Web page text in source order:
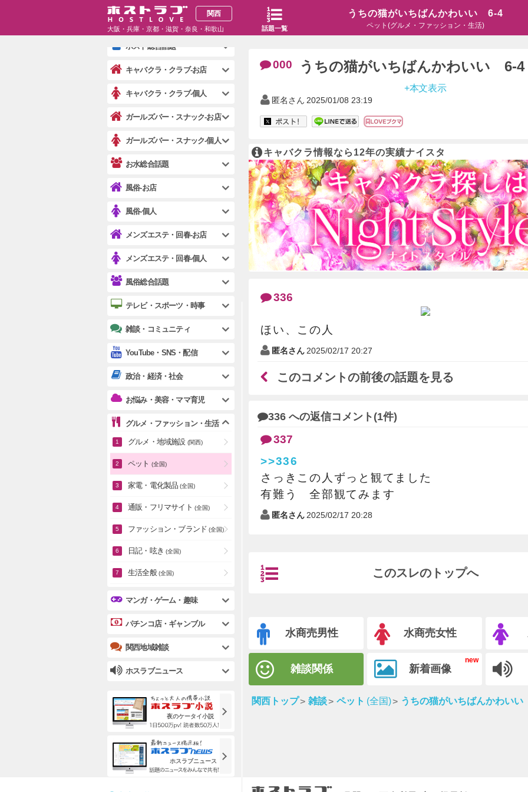
うちの猫がいちばんかわいい 6-4
ペット(グルメ・ファッション・生活)
話題一覧
関西
大阪・兵庫・京都・滋賀・奈良・和歌山
000 うちの猫がいちばんかわいい 6-4
+本文表示
匿名さん 2025/01/08 23:19
キャバクラ情報なら12年の実績ナイスタ
336
ほい、この人
匿名さん 2025/02/17 20:27
このコメントの前後の話題を見る
336 への返信コメント(1件)
337
>>336
さっきこの人ずっと観てました
有難う 全部観てみます
匿名さん 2025/02/17 20:28
このスレのトップへ
水商売男性 水商売女性
雑談関係 新着画像
関西トップ 雑談 ペット (全国) うちの猫がいちばんかわい
ホスト-個人
ホスト総合話題
キャバクラ・クラブ-お店
キャバクラ・クラブ-個人
ガールズバー・スナック-お店
ガールズバー・スナック-個人
お水総合話題
風俗-お店
風俗-個人
メンズエステ・回春-お店
メンズエステ・回春-個人
風俗総合話題
テレビ・スポーツ・時事
雑談・コミュニティ
YouTube・SNS・配信
政治・経済・社会
お悩み・美容・ママ育児
グルメ・ファッション・生活
グルメ・地域施設 (関西)
ペット (全国)
家電・電化製品 (全国)
通販・フリマサイト (全国)
ファッション・ブランド (全国)
日記・呟き (全国)
生活全般 (全国)
マンガ・ゲーム・趣味
パチンコ店・ギャンブル
関西地域雑談
ホスラブニュース
夜のケータイ小説
ホスラブニュース